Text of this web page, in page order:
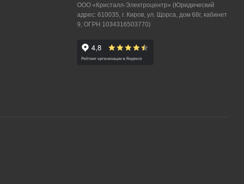
ООО «Кристалл-Электроцентр» (Юридический
адрес: 610035, г. Киров, ул. Щорса, дом 68г, кабинет
9, ОГРН 1034316503770)